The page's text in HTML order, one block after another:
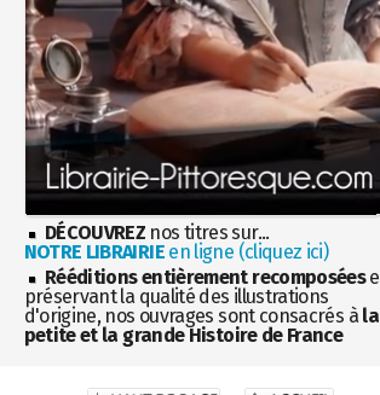
DÉCOUVREZ nos titres sur...
NOTRE LIBRAIRIEen ligne (cliquez ici)
Rééditions entièrement recomposées
préservant la qualité des illustrations
d'origine, nos ouvrages sont consacrés à la
petite et la grande Histoire de France